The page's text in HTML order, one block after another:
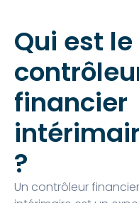
Qui est le
financier
?
Un contrôleur financier